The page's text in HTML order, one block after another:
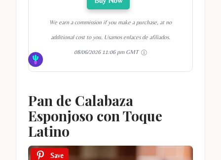
We earn a commission if you make a purchase, at no
additional cost to you. Usamos enlaces de afiliados.
08/06/2026 11:06 pm GMT
Pan de Calabaza
Esponjoso con Toque
Latino
Save